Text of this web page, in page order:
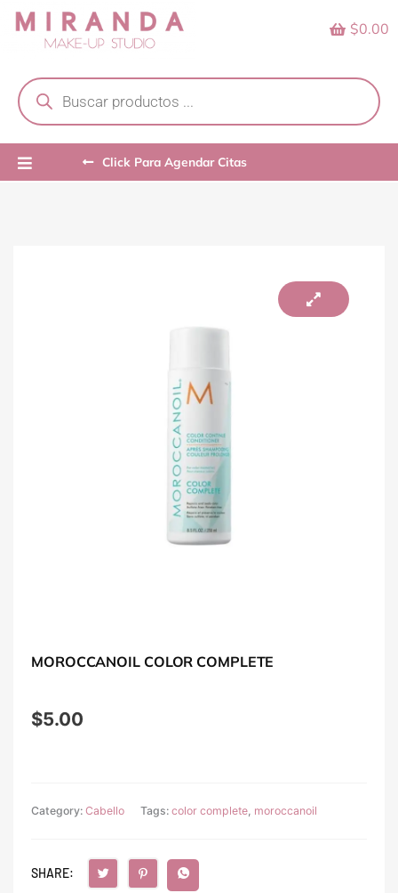
Skip
search
$0.00
Click Para Agendar Citas
MOROCCANOIL COLOR COMPLETE
$5.00
Category: Cabello Tags: color complete moroccanoil
SHARE: